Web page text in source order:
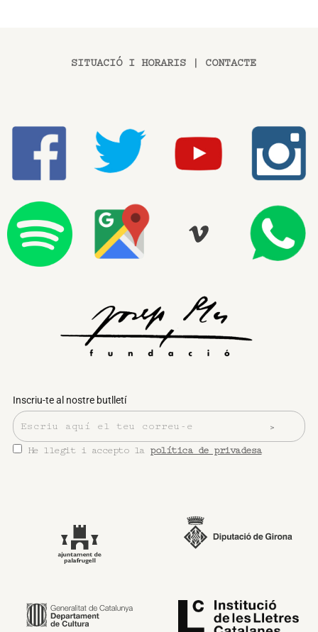
SITUACIÓ I HORARIS CONTACTE
Inscriu-te al nostre butlletí
He llegit i accepto la política de privadesa